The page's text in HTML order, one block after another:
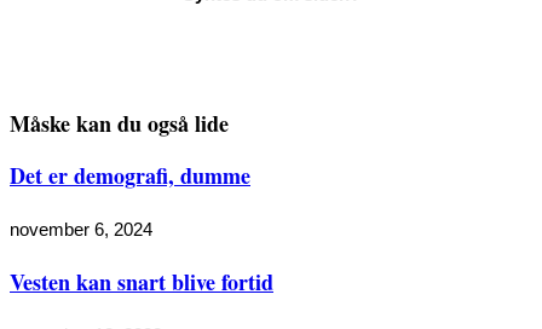
Måske kan du også lide
Det er demografi, dumme
november 6, 2024
Vesten kan snart blive fortid